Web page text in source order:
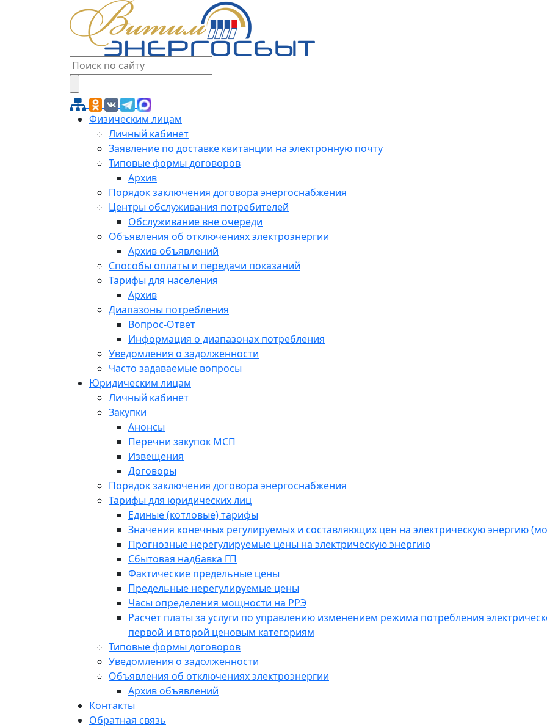
Физическим лицам
Личный кабинет
Заявление по доставке квитанции на электронную почту
Типовые формы договоров
Архив
Порядок заключения договора энергоснабжения
Центры обслуживания потребителей
Обслуживание вне очереди
Объявления об отключениях электроэнергии
Архив объявлений
Способы оплаты и передачи показаний
Тарифы для населения
Архив
Диапазоны потребления
Вопрос-Ответ
Информация о диапазонах потребления
Уведомления о задолженности
Часто задаваемые вопросы
Юридическим лицам
Личный кабинет
Закупки
Анонсы
Перечни закупок МСП
Извещения
Договоры
Порядок заключения договора энергоснабжения
Тарифы для юридических лиц
Единые (котловые) тарифы
Значения конечных регулируемых и составляющих цен на электрическую энергию
Прогнозные нерегулируемые цены на электрическую энергию
Сбытовая надбавка ГП
Фактические предельные цены
Предельные нерегулируемые цены
Часы определения мощности на РРЭ
Расчёт платы за услуги по управлению изменением режима потребления
первой и второй ценовым категориям
Типовые формы договоров
Уведомления о задолженности
Объявления об отключениях электроэнергии
Архив объявлений
Контакты
Обратная связь